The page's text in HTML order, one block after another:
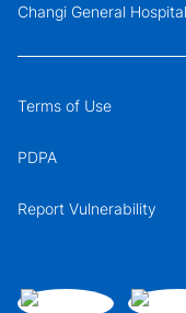
Changi General
Terms of Use
PDPA
Report Vulnerability